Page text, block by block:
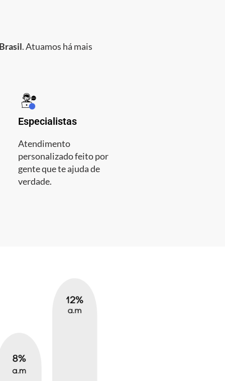
. Atuamos há mais
Especialistas
Atendimento
personalizado feito por
gente que te ajuda de
verdade.